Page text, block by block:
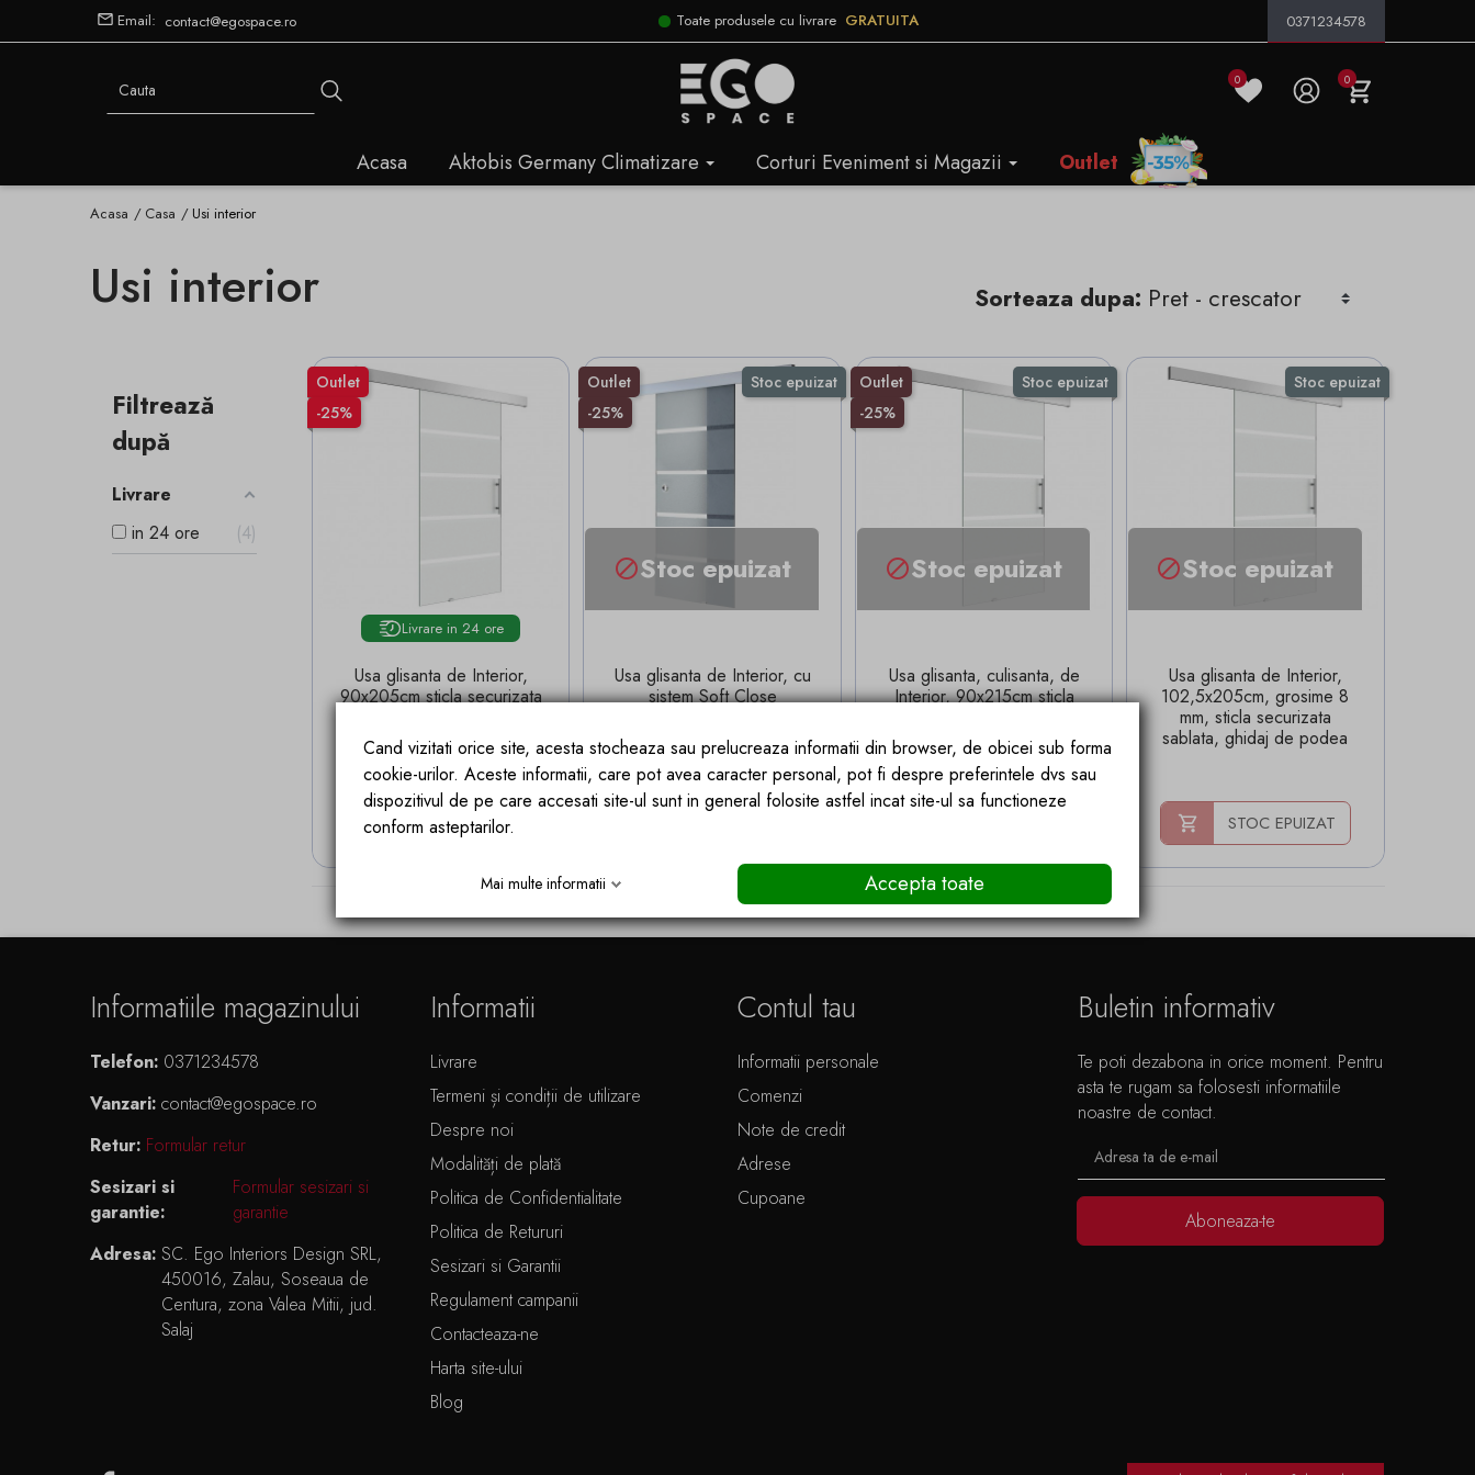
Email: contact@egospace.ro Toate produsele cu livrare GRATUITA 0371234578
0 0
Acasa Aktobis Germany Climatizare Corturi Eveniment si Magazii Outlet
Acasa Casa Usi interior
Usi interior
Filtrează
după
Livrare
in 24 ore
4
Sorteaza dupa:
Outlet
-25%
Livrare in 24 ore
Usa glisanta de Interior,
90x205cm sticla securizata
podea
Pret
1.888,69 leiPret de baza
2.518,25 lei
Economisesti629.56 lei
ADAUGA IN COS
Stoc epuizat
Outlet
-25%
Stoc epuizat
Usa glisanta de Interior, cu
sistem Soft Close
sablata de 8 mm, ghidaj de
podea
Stoc epuizat
Outlet
-25%
Stoc epuizat
Usa glisanta, culisanta, de
Interior, 90x215cm sticla
ghidaj de podea
Stoc epuizat
Stoc epuizat
Usa glisanta de Interior,
102,5x205cm, grosime 8
mm, sticla securizata
sablata, ghidaj de podea
STOC EPUIZAT
Informatiile magazinului
Telefon: 0371234578
Vanzari: contact@egospace.ro
Retur: Formular retur
Sesizari si
garantie:
Formular sesizari si
garantie
Adresa: SC. Ego Interiors Design SRL,
450016, Zalau, Soseaua de
Centura, zona Valea Mitii, jud.
Salaj
Informatii
Livrare
Termeni și condiții de utilizare
Despre noi
Modalități de plată
Politica de Confidentialitate
Politica de Retururi
Sesizari si Garantii
Regulament campanii
Contacteaza-ne
Harta site-ului
Blog
Contul tau
Informatii personale
Comenzi
Note de credit
Adrese
Cupoane
Buletin informativ
Te poti dezabona in orice moment. Pentru
asta te rugam sa folosesti informatiile
noastre de contact.
Aboneaza-te
Cand vizitati orice site, acesta stocheaza sau prelucreaza informatii din browser, de obicei sub forma
cookie-urilor. Aceste informatii, care pot avea caracter personal, pot fi despre preferintele dvs sau
dispozitivul de pe care accesati site-ul sunt in general folosite astfel incat site-ul sa functioneze
conform asteptarilor.
Mai multe informatii Accepta toate